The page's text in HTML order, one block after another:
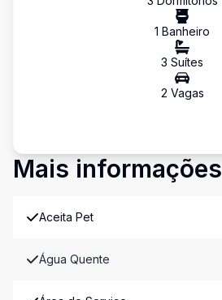
1 Banheiro
3 Suítes
2 Vagas
Mais informações
Aceita Pet
Água Quente